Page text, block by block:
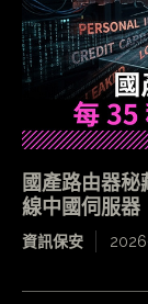
國產路由器
線中國伺服器
資訊保安